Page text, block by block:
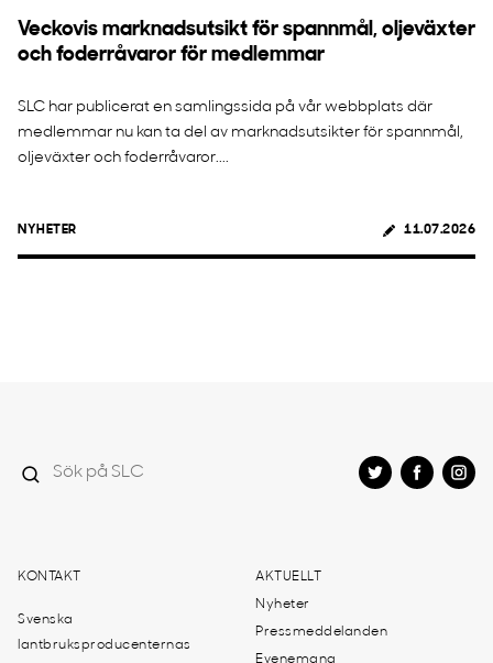
Veckovis marknadsutsikt för spannmål, oljeväxter
och foderråvaror för medlemmar
SLC har publicerat en samlingssida på vår webbplats där
medlemmar nu kan ta del av marknadsutsikter för spannmål,
oljeväxter och foderråvaror....
NYHETER 11.07.2026
KONTAKT
Svenska
lantbruksproducenternas
AKTUELLT
Nyheter
Pressmeddelanden
Evenemang